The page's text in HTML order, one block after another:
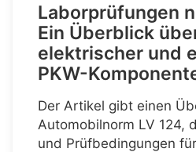
Laborprüfungen
Ein Überblick
elektrischer und
PKW-
Der Artikel gibt einen
Automobilnorm LV 124,
und Prüfbedingungen